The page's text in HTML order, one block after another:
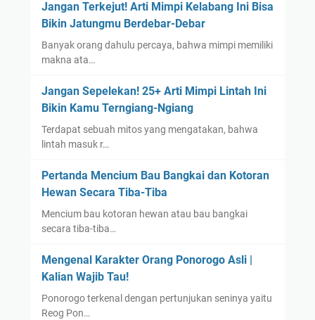
Jangan Terkejut! Arti Mimpi Kelabang Ini Bisa
Bikin Jatungmu Berdebar-Debar
Banyak orang dahulu percaya, bahwa mimpi memiliki
makna ata…
Jangan Sepelekan! 25+ Arti Mimpi Lintah Ini
Bikin Kamu Terngiang-Ngiang
Terdapat sebuah mitos yang mengatakan, bahwa
lintah masuk r…
Pertanda Mencium Bau Bangkai dan Kotoran
Hewan Secara Tiba-Tiba
Mencium bau kotoran hewan atau bau bangkai
secara tiba-tiba…
Mengenal Karakter Orang Ponorogo Asli |
Kalian Wajib Tau!
Ponorogo terkenal dengan pertunjukan seninya yaitu
Reog Pon…